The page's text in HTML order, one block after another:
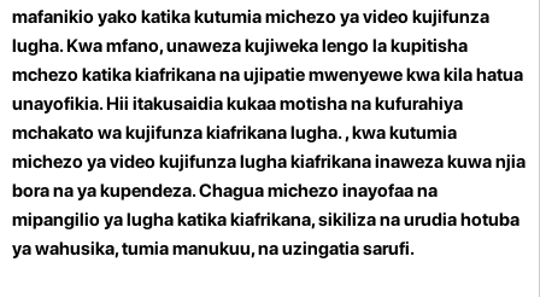
mafanikio yako katika kutumia michezo ya video kujifunza
lugha. Kwa mfano, unaweza kujiweka lengo la kupitisha
mchezo katika kiafrikana na ujipatie mwenyewe kwa kila hatua
unayofikia. Hii itakusaidia kukaa motisha na kufurahiya
mchakato wa kujifunza kiafrikana lugha., kwa kutumia
michezo ya video kujifunza lugha kiafrikana inaweza kuwa njia
bora na ya kupendeza. Chagua michezo inayofaa na
mipangilio ya lugha katika kiafrikana, sikiliza na urudia hotuba
ya wahusika, tumia manukuu, na uzingatia sarufi.